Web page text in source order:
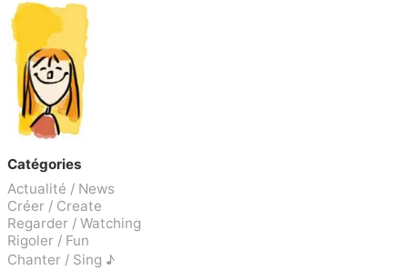
Catégories
Actualité / News
Créer / Create
Regarder / Watching
Rigoler / Fun
Chanter / Sing ♪